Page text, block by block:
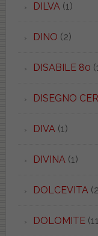
DILVA(1)
DINO (2)
DISABILE 80
DISEGNO
DIVA(1)
DIVINA(1)
DOLCEVITA
DOLOMITE